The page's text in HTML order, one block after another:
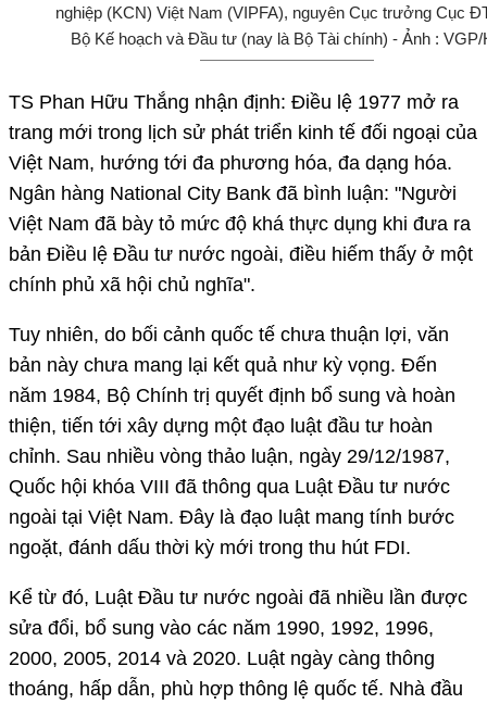
nghiệp (KCN) Việt Nam (VIPFA), nguyên Cục trưởng Cục
Bộ Kế hoạch và Đầu tư (nay là Bộ Tài chính) - Ảnh : VGP/
TS Phan Hữu Thắng nhận định: Điều lệ 1977 mở ra
trang mới trong lịch sử phát triển kinh tế đối ngoại của
Việt Nam, hướng tới đa phương hóa, đa dạng hóa.
Ngân hàng National City Bank đã bình luận: "Người
Việt Nam đã bày tỏ mức độ khá thực dụng khi đưa ra
bản Điều lệ Đầu tư nước ngoài, điều hiếm thấy ở một
chính phủ xã hội chủ nghĩa".
Tuy nhiên, do bối cảnh quốc tế chưa thuận lợi, văn
bản này chưa mang lại kết quả như kỳ vọng. Đến
năm 1984, Bộ Chính trị quyết định bổ sung và hoàn
thiện, tiến tới xây dựng một đạo luật đầu tư hoàn
chỉnh. Sau nhiều vòng thảo luận, ngày 29/12/1987,
Quốc hội khóa VIII đã thông qua Luật Đầu tư nước
ngoài tại Việt Nam. Đây là đạo luật mang tính bước
ngoặt, đánh dấu thời kỳ mới trong thu hút FDI.
Kể từ đó, Luật Đầu tư nước ngoài đã nhiều lần được
sửa đổi, bổ sung vào các năm 1990, 1992, 1996,
2000, 2005, 2014 và 2020. Luật ngày càng thông
thoáng, hấp dẫn, phù hợp thông lệ quốc tế. Nhà đầu